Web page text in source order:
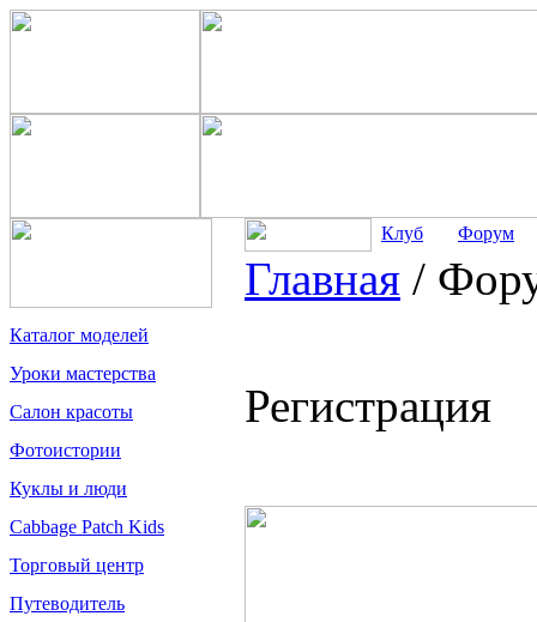
Каталог моделей
Уроки мастерства
Салон красоты
Фотоистории
Куклы и люди
Cabbage Patch Kids
Торговый центр
Путеводитель
Клуб Форум
Главная /
Регистрация